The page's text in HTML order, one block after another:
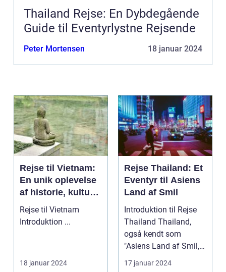
Thailand Rejse: En Dybdegående
Guide til Eventyrlystne Rejsende
Peter Mortensen 18 januar 2024
Rejse til Vietnam:
En unik oplevelse
af historie, kultur
og naturskønhed
Rejse til Vietnam
Introduktion ...
18 januar 2024
Rejse Thailand: Et
Eventyr til Asiens
Land af Smil
Introduktion til Rejse
Thailand Thailand,
også kendt som
"Asiens Land af Smil,"
er en destination m...
17 januar 2024